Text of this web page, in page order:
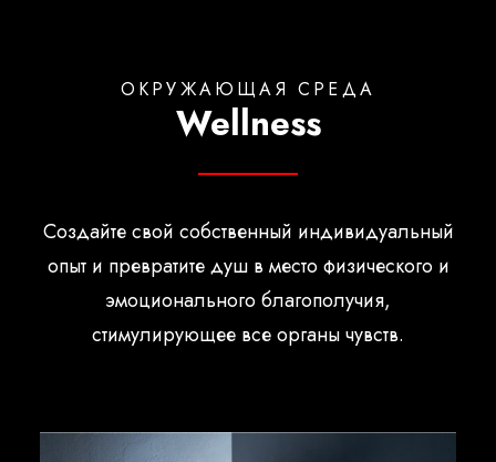
OКРУЖАЮЩАЯ СРЕДА
Wellness
Создайте свой собственный индивидуальный
опыт и превратите душ в место физического и
эмоционального благополучия,
стимулирующее все органы чувств.